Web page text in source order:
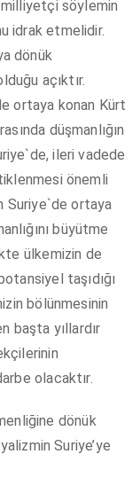
milliyetçi söylemin
idrak etmelidir.
dönük
açıktır.
ortaya konan Kürt
düşmanlığın
ileri vadede
önemli
Suriye`de ortaya
büyütme
ülkemizin de
taşıdığı
bölünmesinin
başta yıllardır
olacaktır.
dönük
Suriye’ye